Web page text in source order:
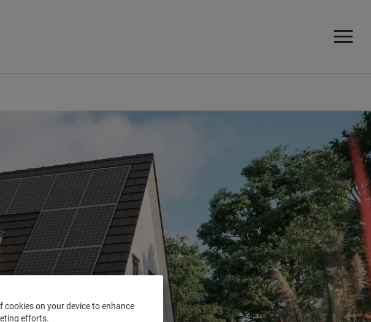
cookies on your device to enhance
efforts.